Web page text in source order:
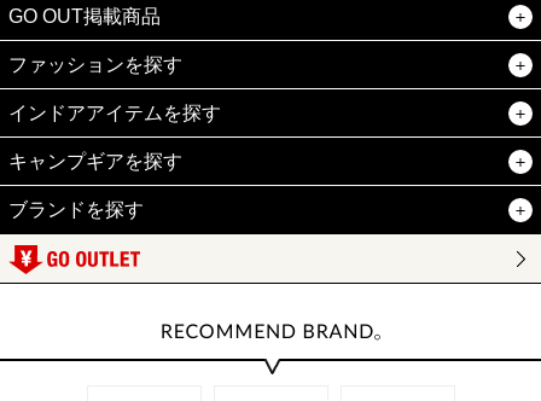
GO OUT掲載商品
ファッションを探す
インドアアイテムを探す
キャンプギアを探す
ブランドを探す